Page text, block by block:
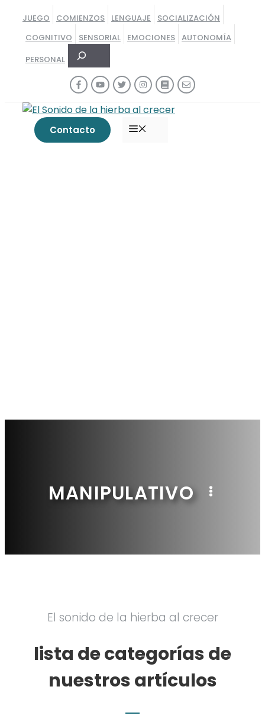
contenido
JUEGO COMIENZOS LENGUAJE
SOCIALIZACIÓN
COGNITIVO
SENSORIAL EMOCIONES AUTONOMÍA
PERSONAL
Buscar
Contacto
MANIPULATIVO
El sonido de la hierba al crecer
lista de categorías de
nuestros artículos